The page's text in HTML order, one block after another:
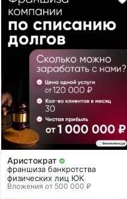
Аристократ
франшиза банкротства
физических лиц ЮК
Вложения от 500 000 ₽